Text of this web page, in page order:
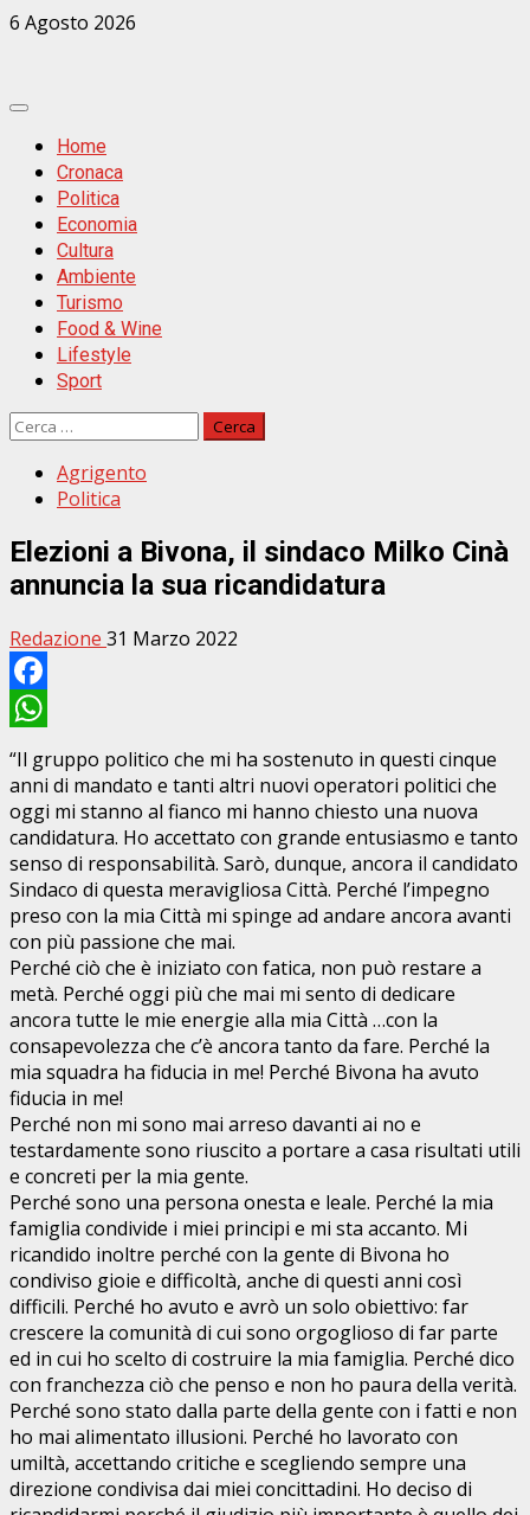
Zum
6 Agosto 2026
Primäres
MenüHome
Cronaca
Politica
Economia
Cultura
Ambiente
Turismo
Food & Wine
Lifestyle
Sport
Ricerca
Agrigento
Politica
Elezioni a Bivona, il sindaco Milko Cinà
annuncia la sua ricandidatura
Redazione 31 Marzo 2022
Facebook
WhatsApp
“Il gruppo politico che mi ha sostenuto in questi cinque
anni di mandato e tanti altri nuovi operatori politici che
oggi mi stanno al fianco mi hanno chiesto una nuova
candidatura. Ho accettato con grande entusiasmo e tanto
senso di responsabilità. Sarò, dunque, ancora il candidato
Sindaco di questa meravigliosa Città. Perché l’impegno
preso con la mia Città mi spinge ad andare ancora avanti
con più passione che mai.
Perché ciò che è iniziato con fatica, non può restare a
metà. Perché oggi più che mai mi sento di dedicare
ancora tutte le mie energie alla mia Città …con la
consapevolezza che c’è ancora tanto da fare. Perché la
mia squadra ha fiducia in me! Perché Bivona ha avuto
fiducia in me!
Perché non mi sono mai arreso davanti ai no e
testardamente sono riuscito a portare a casa risultati utili
e concreti per la mia gente.
Perché sono una persona onesta e leale. Perché la mia
famiglia condivide i miei principi e mi sta accanto. Mi
ricandido inoltre perché con la gente di Bivona ho
condiviso gioie e difficoltà, anche di questi anni così
difficili. Perché ho avuto e avrò un solo obiettivo: far
crescere la comunità di cui sono orgoglioso di far parte
ed in cui ho scelto di costruire la mia famiglia. Perché dico
con franchezza ciò che penso e non ho paura della verità.
Perché sono stato dalla parte della gente con i fatti e non
ho mai alimentato illusioni. Perché ho lavorato con
umiltà, accettando critiche e scegliendo sempre una
direzione condivisa dai miei concittadini. Ho deciso di